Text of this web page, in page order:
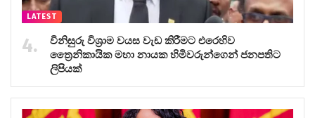
LATEST
විනිසුරු විශ්‍රාම වයස වැඩ කිරීමට එරෙහිව
ත්‍රෛනිකායික මහා නායක හිමිවරුන්ගෙන් ජනපතිට
ලිපියක්